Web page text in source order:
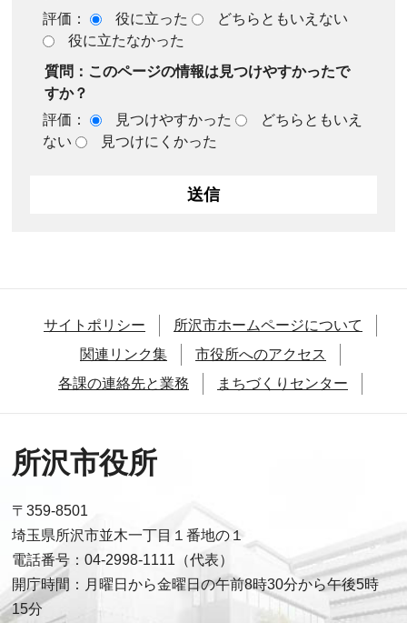
評価：
役に立った
どちらともいえない
役に立たなかった
質問：このページの情報は見つけやすかったで
すか？
評価：
見つけやすかった
どちらともいえ
ない
見つけにくかった
サイトポリシー
所沢市ホームページについて
関連リンク集
市役所へのアクセス
各課の連絡先と業務
まちづくりセンター
所沢市役所
〒359-8501
埼玉県所沢市並木一丁目１番地の１
電話番号：04-2998-1111（代表）
開庁時間：月曜日から金曜日の午前8時30分から午後5時
15分